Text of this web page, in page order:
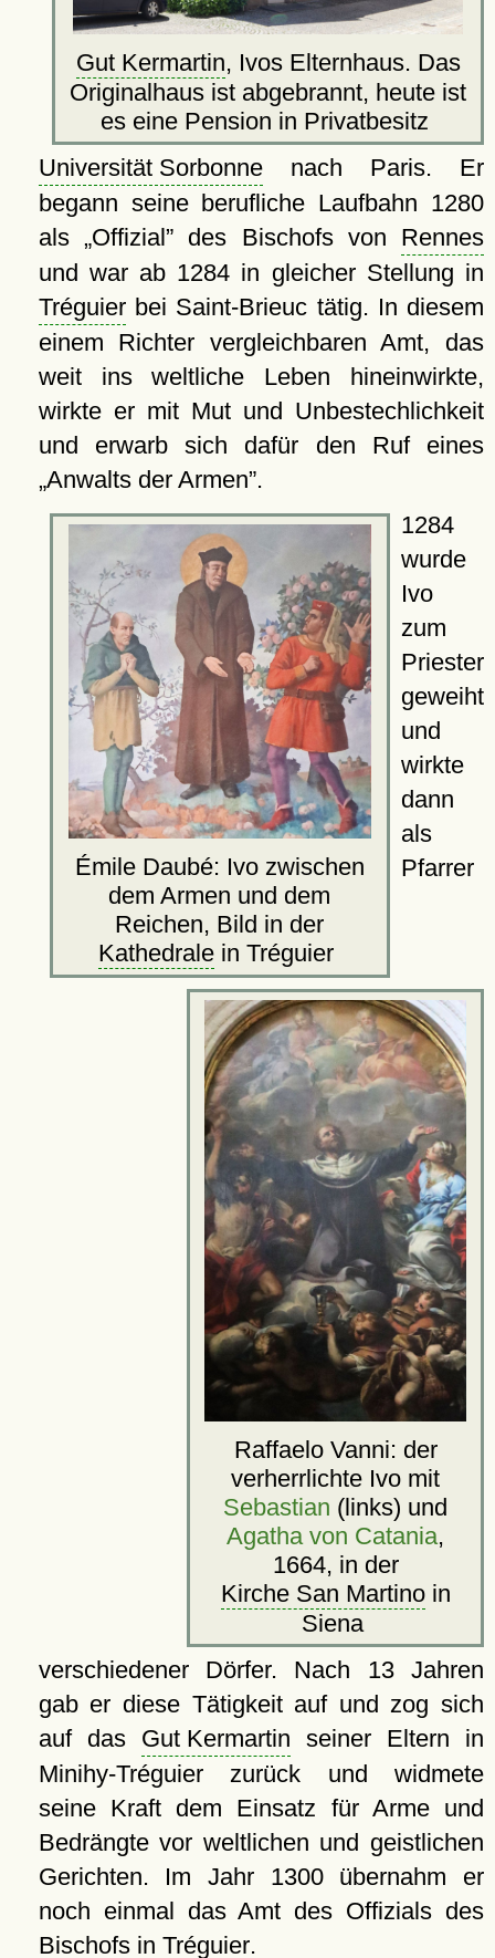
Gut Kermartin, Ivos Elternhaus. Das
Originalhaus ist abgebrannt, heute ist
es eine Pension in Privatbesitz
Universität Sorbonnenach Paris. Er
begann seine berufliche Laufbahn 1280
als Offizial des Bischofs von Rennes
und war ab 1284 in gleicher Stellung in
Tréguierbei Saint-Brieuc tätig. In diesem
einem Richter vergleichbaren Amt, das
weit ins weltliche Leben hineinwirkte,
wirkte er mit Mut und Unbestechlichkeit
und erwarb sich dafür den Ruf eines
Anwalts der Armen .
Émile Daubé: Ivo zwischen
dem Armen und dem
Reichen, Bild in der
Kathedrale in Tréguier
Raffaelo Vanni: der
verherrlichte Ivo mit
Sebastian (links) und
Agatha von Catania,
1664, in der
Kirche San Martinoin
Siena
1284
wurde
Ivo
zum
Priester
geweiht
und
wirkte
dann
als
Pfarrer
verschiedener Dörfer. Nach 13 Jahren
gab er diese Tätigkeit auf und zog sich
auf das Gut Kermartin seiner Eltern in
Minihy-Tréguier zurück und widmete
seine Kraft dem Einsatz für Arme und
Bedrängte vor weltlichen und geistlichen
Gerichten. Im Jahr 1300 übernahm er
noch einmal das Amt des Offizials des
Bischofs in Tréguier.